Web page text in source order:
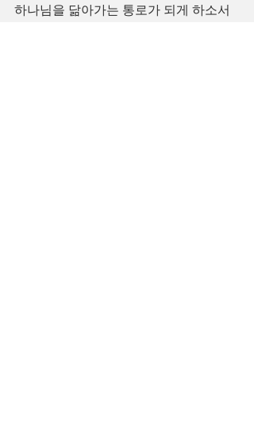
하나님을 닮아가는 통로가 되게 하소서